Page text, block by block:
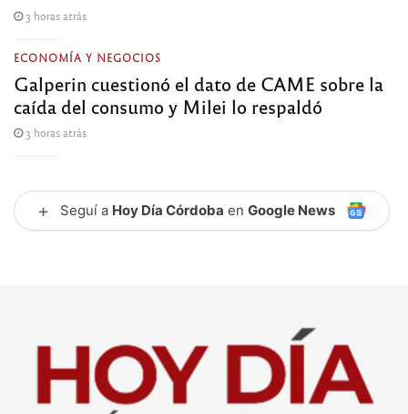
3 horas atrás
ECONOMÍA Y NEGOCIOS
Galperin cuestionó el dato de CAME sobre la
caída del consumo y Milei lo respaldó
3 horas atrás
+ Seguí a Hoy Día Córdoba en Google News